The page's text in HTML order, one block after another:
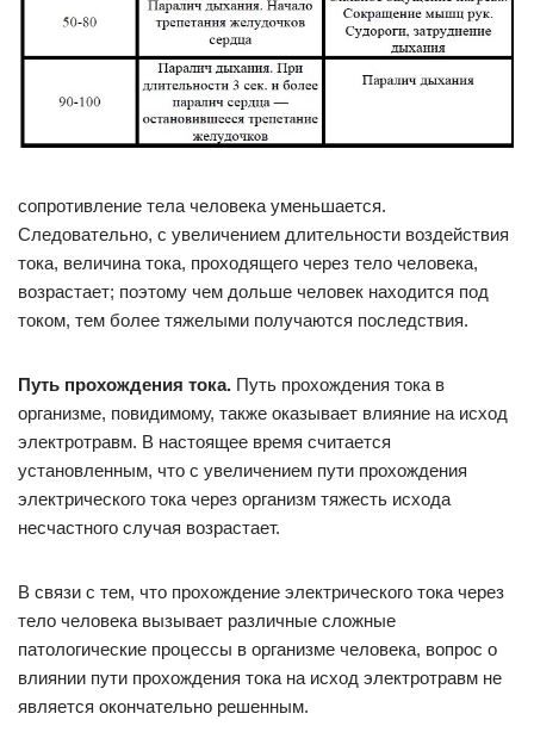
сопротивление тела человека уменьшается.
Следовательно, с увеличением длительности воздействия
тока, величина тока, про­ходящего через тело человека,
возрастает; поэтому чем дольше человек находится под
током, тем более тяжелыми получаются последствия.
Путь прохождения тока. Путь прохождения тока в
организме, повидимому, также оказывает влияние на исход
электротравм. В настоящее время считается
установленным, что с увеличением пути прохождения
электрического тока через организм тяжесть исхода
несчастного случая возрастает.
В связи с тем, что прохождение электрического тока через
тело человека вызывает различные сложные
патологические про­цессы в организме человека, вопрос о
влиянии пути прохождения тока на исход электротравм не
является окончательно решенным.